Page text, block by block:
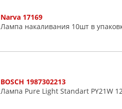
Narva 17169
Лампа накаливания 10шт в
BOSCH 1987302213
Лампа Pure Light Standart PY21W